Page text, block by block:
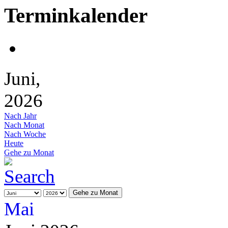
Terminkalender
Juni,
2026
Nach Jahr
Nach Monat
Nach Woche
Heute
Gehe zu Monat
Gehe zu Monat
Mai